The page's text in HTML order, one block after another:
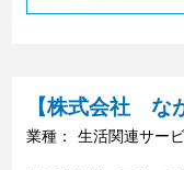
【株式会社 な
業種： 生活関連サー